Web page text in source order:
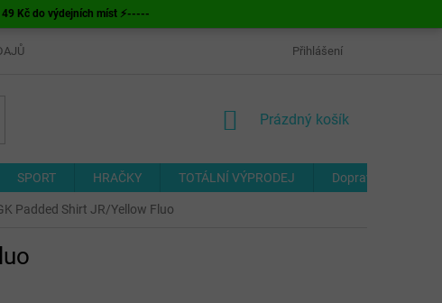
49 Kč do výdejních míst ⚡-----
ODSTOUPENÍ OD SMLOUVY
Přihlášení
NÁKUPNÍ
Prázdný košík
SPORT HRAČKY TOTÁLNÍ VÝPRODEJ Doprava a platba
Padded Shirt JR/Yellow Fluo